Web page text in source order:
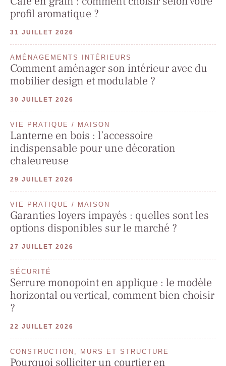
profil aromatique ?
31 JUILLET 2026
AMÉNAGEMENTS INTÉRIEURS
Comment aménager son intérieur avec du
mobilier design et modulable ?
30 JUILLET 2026
VIE PRATIQUE / MAISON
Lanterne en bois : l’accessoire
indispensable pour une décoration
chaleureuse
29 JUILLET 2026
VIE PRATIQUE / MAISON
Garanties loyers impayés : quelles sont les
options disponibles sur le marché ?
27 JUILLET 2026
SÉCURITÉ
Serrure monopoint en applique : le modèle
horizontal ou vertical, comment bien choisir
?
22 JUILLET 2026
CONSTRUCTION, MURS ET STRUCTURE
Pourquoi solliciter un courtier en